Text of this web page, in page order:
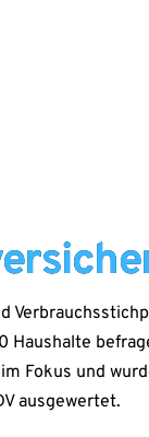
Haushalte
Fokus und
ausgewertet.